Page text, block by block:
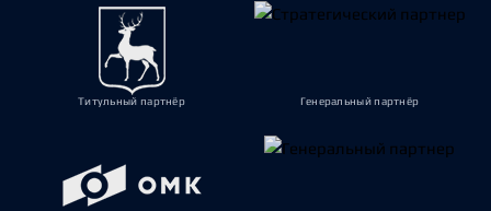
Титульный партнёр Генеральный партнёр